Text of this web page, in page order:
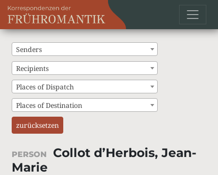
Senders
Recipients
Places of Dispatch
Places of Destination
zurücksetzen
PERSON
Collot d’Herbois, Jean-
Marie